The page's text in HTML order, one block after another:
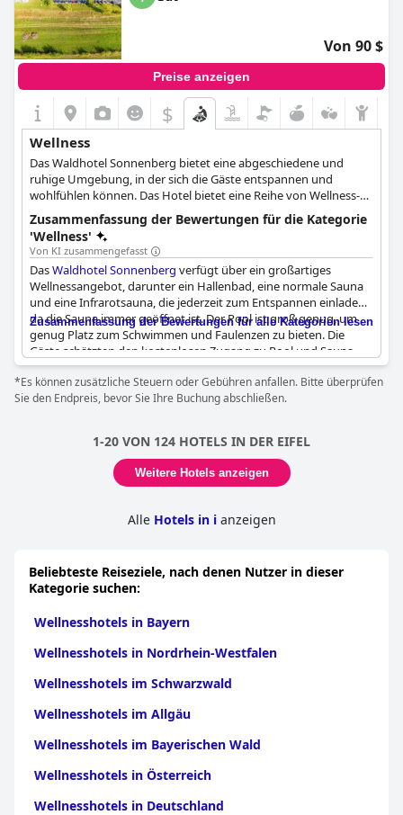
Landhaus Müllenborn
während des Aufenthalts zu entspannen und abzuschalten.
Von 90 $
Preise anzeigen
$
Wellness
Das Waldhotel Sonnenberg bietet eine abgeschiedene und
ruhige Umgebung, in der sich die Gäste entspannen und
wohlfühlen können. Das Hotel bietet eine Reihe von Wellness-
Behandlungen wie Hot-Stone-Massage, Anti-Stress-Massage,
Aromaöl-Massage und mehr. Auch Nicht-Hotelgäste sind
willkommen, die Annehmlichkeiten des Hotels wie
Schwimmbad, Sauna und Infrarotkabine zu nutzen. Der Zugang
zu Schwimmbad und Sauna ist bei bestimmten Behandlungen
inbegriffen oder kann separat erworben werden. Die Gäste
können auch den Physiotherm- und Wellnessbereich des Hotels
nutzen.
Zusammenfassung der Bewertungen für die Kategorie
'Wellness'
Von KI zusammengefasst
DasWaldhotel Sonnenberg verfügt über ein großartiges
Wellnessangebot, darunter ein Hallenbad, eine normale Sauna
und eine Infrarotsauna, die jederzeit zum Entspannen einladen,
da die Sauna immer geöffnet ist. Der Pool ist groß genug, um
genug Platz zum Schwimmen und Faulenzen zu bieten. Die
Gäste schätzten den kostenlosen Zugang zu Pool und Sauna,
was ihren Aufenthalt noch angenehmer machte. Trotz einiger
negativer Bewertungen, in denen hervorgehoben wird, dass die
Sauna veraltet und reparaturbedürftig ist, empfanden die Gäste
Update benötige, was aber dem Gesamterlebnis keinen
Abbruch tat. Die Massage entsprach jedoch nicht den
Erwartungen einiger Gäste, da es nur eine Masseurin gab und
empfanden die Gäste den Pool und die Sauna als schön und
schätzten die zusätzlichen Annehmlichkeiten eines
Zusammenfassung der Bewertungen für alle Kategorien lesen
*Es können zusätzliche Steuern oder Gebühren anfallen. Bitte überprüfen
Sie den Endpreis, bevor Sie Ihre Buchung abschließen.
1-20 VON 124 HOTELS IN DER EIFEL
Weitere Hotels anzeigen
Alle Hotels in ianzeigen
Beliebteste Reiseziele, nach denen Nutzer in dieser
Kategorie suchen:
Wellnesshotels in Bayern
Wellnesshotels in Nordrhein-Westfalen
Wellnesshotels im Schwarzwald
Wellnesshotels im Allgäu
Wellnesshotels im Bayerischen Wald
Wellnesshotels in Österreich
Wellnesshotels in Deutschland